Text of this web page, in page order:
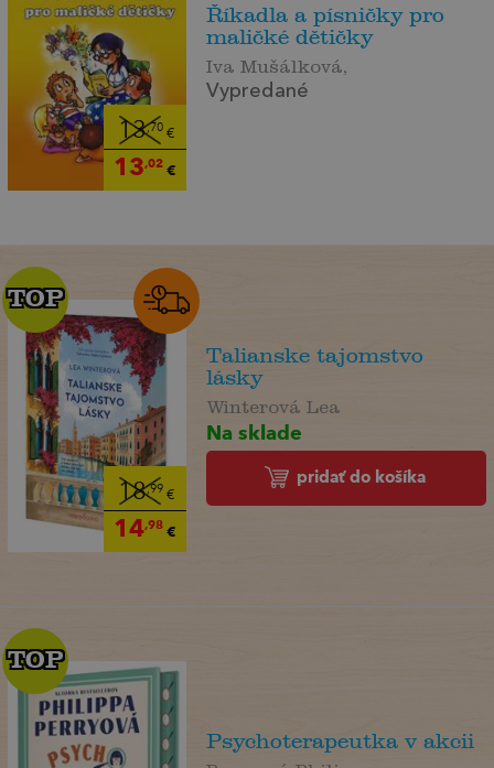
13,70€
13,02€
Říkadla a písničky pro
maličké dětičky
Iva Mušálková,
Vypredané
18,99 €
14,98€
TOP
TOP
Talianske tajomstvo
lásky
Winterová Lea
Na sklade
pridať do košíka
TOP
TOP
Psychoterapeutka v akcii